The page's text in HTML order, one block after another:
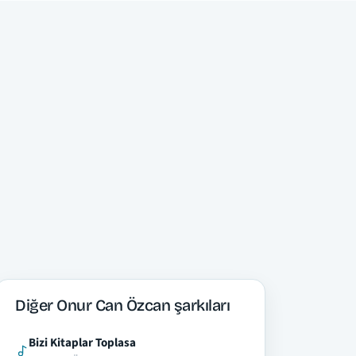
Diğer Onur Can Özcan şarkıları
Bizi Kitaplar Toplasa